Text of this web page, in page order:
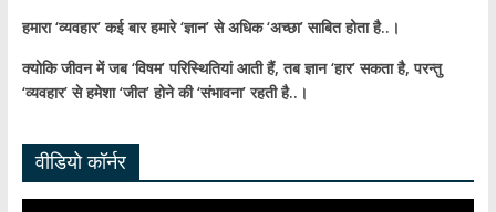
हमारा ‘व्यवहार’ कई बार हमारे ‘ज्ञान’ से अधिक ‘अच्छा’ साबित होता है..।
क्योकि जीवन में जब ‘विषम’ परिस्थितियां आती हैं,तब ज्ञान ‘हार’ सकता है,परन्तु
‘व्यवहार’ से हमेशा ‘जीत’ होने की ‘संभावना’ रहती है..।
वीडियो कॉर्नर